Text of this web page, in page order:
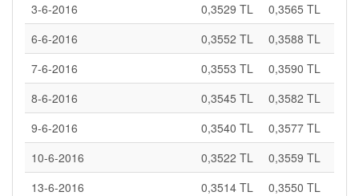
3-6-2016
0,3529 TL
0,3565 TL
6-6-2016
0,3552 TL
0,3588 TL
7-6-2016
0,3553 TL
0,3590 TL
8-6-2016
0,3545 TL
0,3582 TL
9-6-2016
0,3540 TL
0,3577 TL
10-6-2016
0,3522 TL
0,3559 TL
13-6-2016
0,3514 TL
0,3550 TL